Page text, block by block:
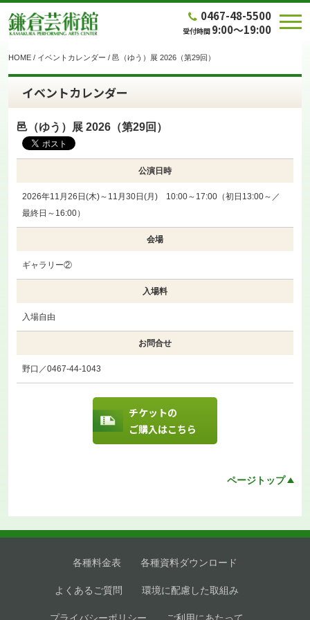
0467-48-5500
受付時間 9:00～19:00
HOME / イベントカレンダー / 邑（ゆう）展 2026（第29回）
チケットの
ご購入はこちら
イベントカレンダー
邑（ゆう）展 2026（第29回）
公演日時
2026年11月26日(木)～11月30日(月) 10:00～17:00（初日13:00～／
最終日～16:00）
会場
ギャラリー②
入場料
入場自由
お問合せ
野口／0467-44-1043
ページトップ
各種料金表 各種資料ダウンロード
よくあるご質問 環境に配慮した取組み